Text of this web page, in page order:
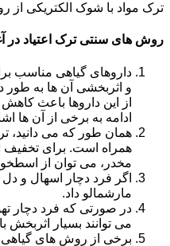
ترک مواد با شوک الکتریکی از
روش های سنتی ترک اعتیاد در
داروهای گیاهی مناسب
و اثربخشی آن ها به
از این داروها باعث
ادامه به برخی از آن ها
همان طور که می دانید،
همراه است. برای تخفیف
مخدر، می توان از
اگر فرد دچار اسهال و
مارشمالو داد.
در صورتی که فرد دچار
می توانند بسیار اثربخش
برخی از روش های گیاهی